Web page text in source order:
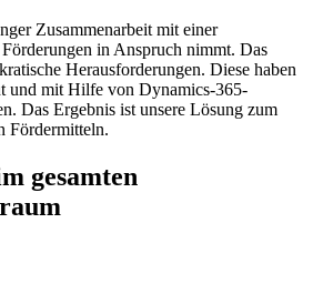
Zusammenarbeit mit einer
in Anspruch nimmt. Das
Herausforderungen. Diese haben
und mit Hilfe von Dynamics-365-
Das Ergebnis ist unsere Lösung zum
Fördermitteln.
gesamten